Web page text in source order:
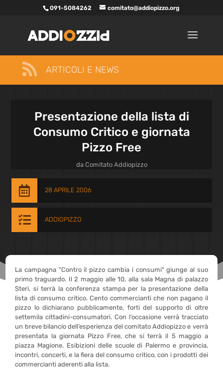
091-5084262 comitato@addiopizzo.org
 ARTICOLI E NEWS
Presentazione della lista di
Consumo Critico e giornata
Pizzo Free
da Comitato Addiopizzo
 28 APRILE 2006
 ADDIOPIZZO
La campagna "Contro il pizzo cambia i consumi" giunge al suo
primo traguardo. Il 2 maggio alle 10, alla sala Magna di palazzo
Steri, si terrà la conferenza stampa per la presentazione della
lista di consumo critico. Cento commercianti che non pagano il
pizzo lo dichiarano pubblicamente, forti del supporto di oltre
settemila cittadini-consumatori. Con l’occasione verrà tracciato
un breve bilancio dell’esperienza del comitato Addiopizzo e verrà
presentata la giornata Pizzo Free, che si terrà il 5 maggio a
piazza Magione. Esibizioni delle scuole di Palermo e provincia,
incontri, concerti, e la fiera del consumo critico, con i prodotti dei
commercianti aderenti alla lista.